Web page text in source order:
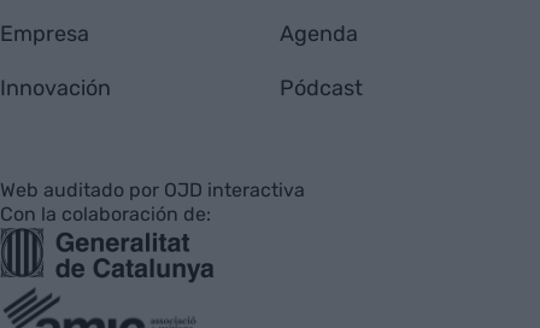
Empresa
Innovación
Agenda
Pódcast
Web auditado por OJD interactiva
Con la colaboración de: